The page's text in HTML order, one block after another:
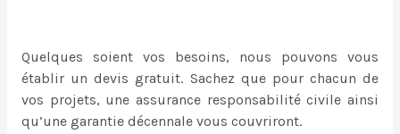
Quelques soient vos besoins, nous pouvons vous
établir un devis gratuit. Sachez que pour chacun de
vos projets, une assurance responsabilité civile ainsi
qu’une garantie décennale vous couvriront.